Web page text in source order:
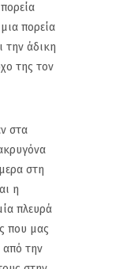
πορεία
την άδικη
της τον
στα
στη
η
πλευρά
που μας
από την